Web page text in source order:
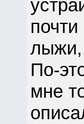
лыжи,
По-
мне